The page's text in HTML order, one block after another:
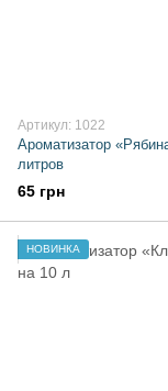
Артикул: 1022
Ароматизатор
литров
65 грн
НОВИНКА